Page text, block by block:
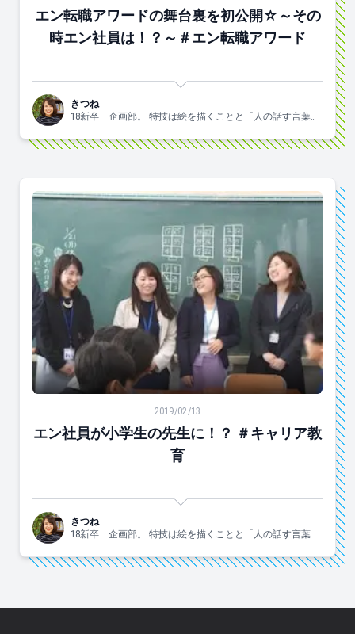
エン転職アワードの舞台裏を初公開☆～その
時エン社員は！？～＃エン転職アワード
きつね
18新卒 企画部。 特技は絵を描くことと「人の話す言葉の
2019/02/13
エン社員が小学生の先生に！？ ＃キャリア教
育
きつね
18新卒 企画部。 特技は絵を描くことと「人の話す言葉の